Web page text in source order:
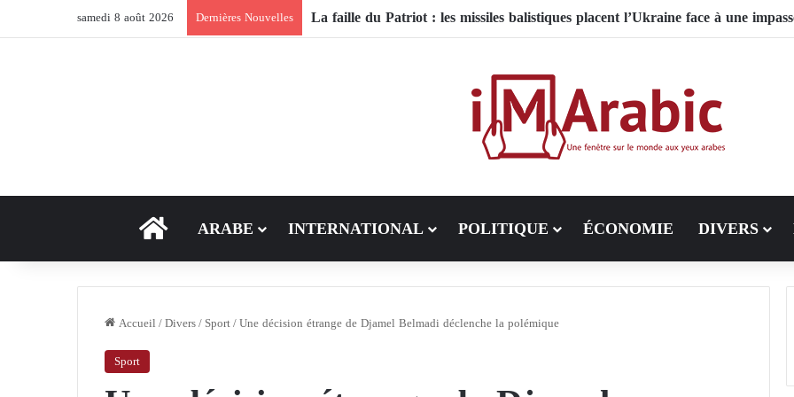
samedi 8 août 2026 Dernières Nouvelles
ACCEUIL
ARABE INTERNATIONAL POLITIQUE ÉCONOMIE DIVERS
Accueil/Divers/Sport/Une décision étrange de Djamel Belmadi déclenche la polémique
Sport